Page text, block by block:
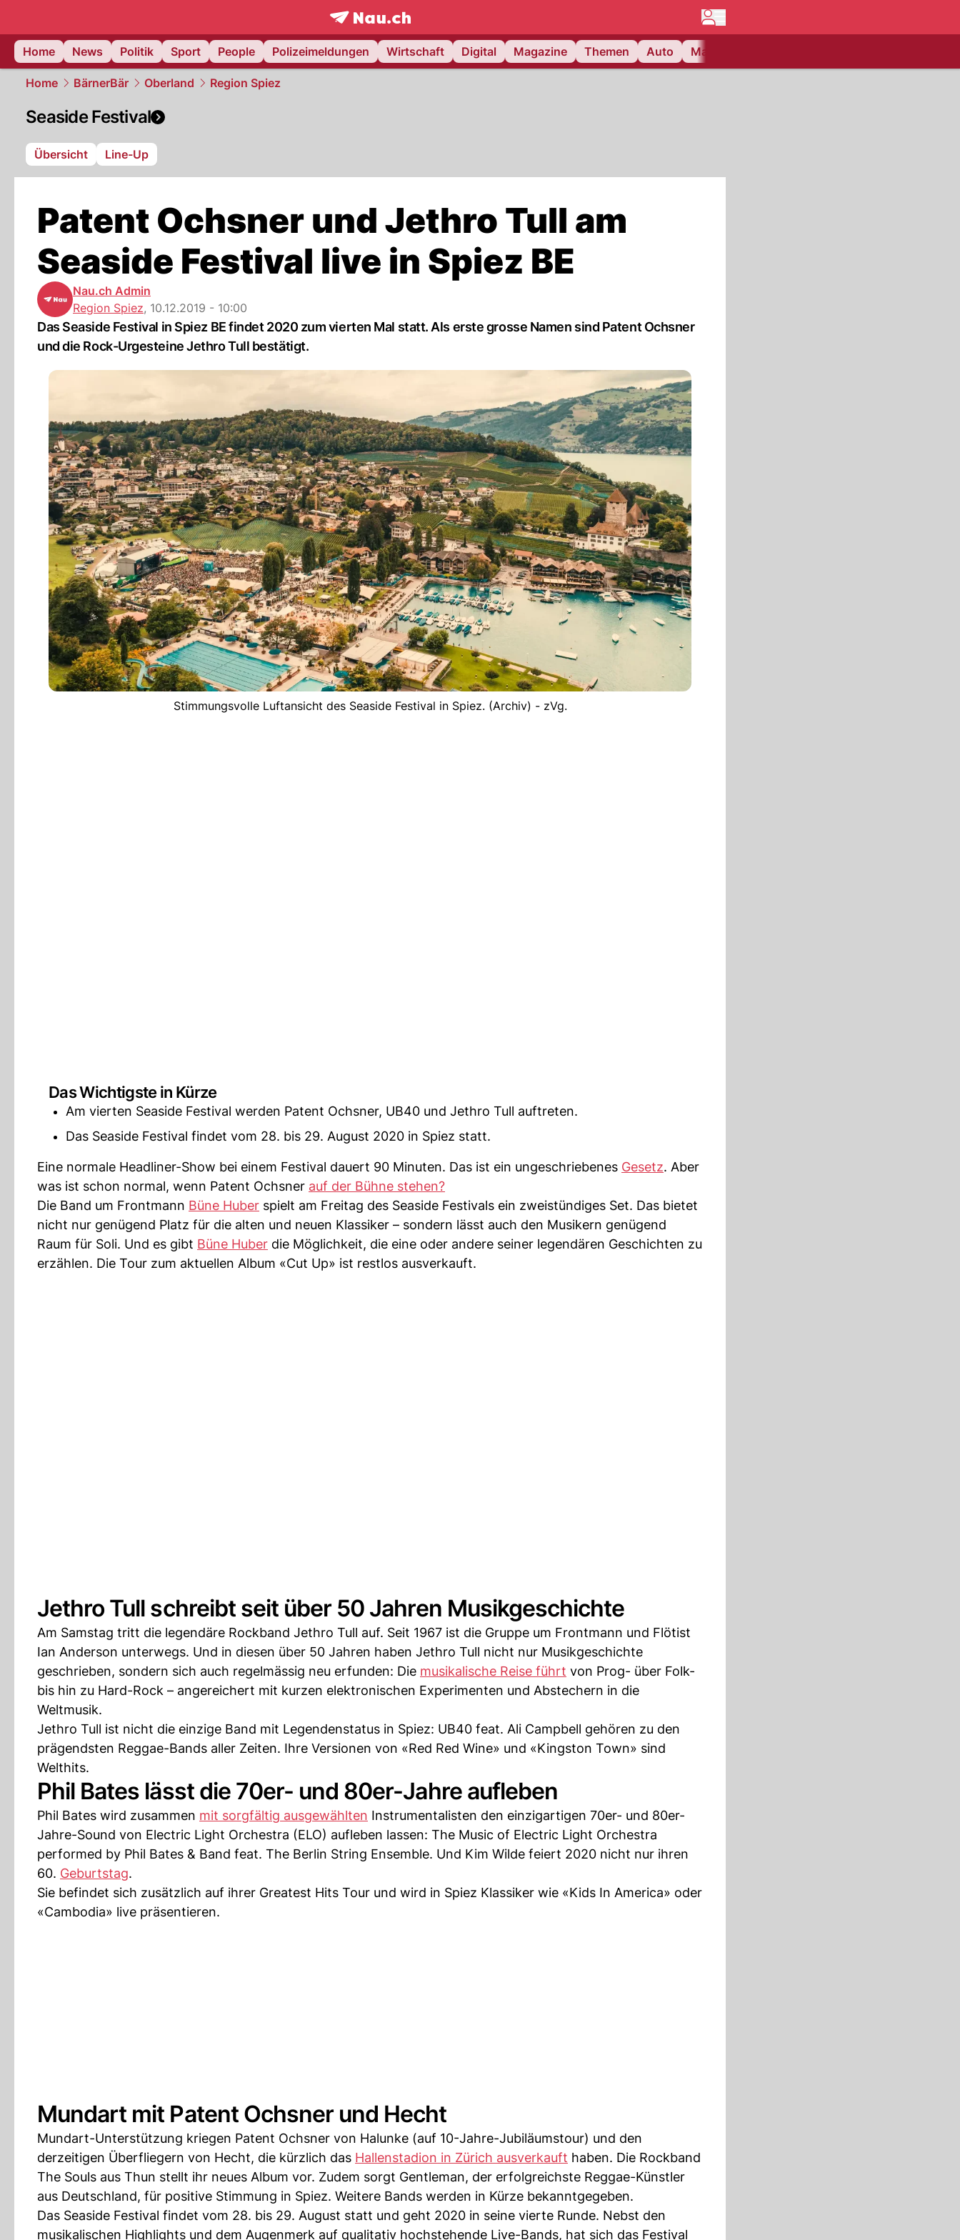
frontpage.NAU.ch
Home
News Politik Sport People Polizeimeldungen Wirtschaft Digital Magazine Themen Auto Matchcenter
Home BärnerBär Oberland Region Spiez
Seaside Festival
Übersicht Line-Up
Patent Ochsner und Jethro Tull am
Seaside Festival live in Spiez BE
Nau.ch Admin
Region Spiez, 10.12.2019 - 10:00
Das Seaside Festival in Spiez BE findet 2020 zum vierten Mal statt. Als erste grosse Namen sind Patent Ochsner
und die Rock-Urgesteine Jethro Tull bestätigt.
Stimmungsvolle Luftansicht des Seaside Festival in Spiez. (Archiv) - zVg.
Das Wichtigste in Kürze
Am vierten Seaside Festival werden Patent Ochsner, UB40 und Jethro Tull auftreten.
Das Seaside Festival findet vom 28. bis 29. August 2020 in Spiez statt.
Eine normale Headliner-Show bei einem Festival dauert 90 Minuten. Das ist ein ungeschriebenes Gesetz. Aber
was ist schon normal, wenn Patent Ochsner auf der Bühne stehen?
Die Band um Frontmann Büne Huber spielt am Freitag des Seaside Festivals ein zweistündiges Set. Das bietet
nicht nur genügend Platz für die alten und neuen Klassiker – sondern lässt auch den Musikern genügend
Raum für Soli. Und es gibt Büne Huber die Möglichkeit, die eine oder andere seiner legendären Geschichten zu
erzählen. Die Tour zum aktuellen Album «Cut Up» ist restlos ausverkauft.
Jethro Tull schreibt seit über 50 Jahren Musikgeschichte
Am Samstag tritt die legendäre Rockband Jethro Tull auf. Seit 1967 ist die Gruppe um Frontmann und Flötist
Ian Anderson unterwegs. Und in diesen über 50 Jahren haben Jethro Tull nicht nur Musikgeschichte
geschrieben, sondern sich auch regelmässig neu erfunden: Die musikalische Reise führt von Prog- über Folk-
bis hin zu Hard-Rock – angereichert mit kurzen elektronischen Experimenten und Abstechern in die
Weltmusik.
Jethro Tull ist nicht die einzige Band mit Legendenstatus in Spiez: UB40 feat. Ali Campbell gehören zu den
prägendsten Reggae-Bands aller Zeiten. Ihre Versionen von «Red Red Wine» und «Kingston Town» sind
Welthits.
Phil Bates lässt die 70er- und 80er-Jahre aufleben
Phil Bates wird zusammen mit sorgfältig ausgewählten Instrumentalisten den einzigartigen 70er- und 80er-
Jahre-Sound von Electric Light Orchestra (ELO) aufleben lassen: The Music of Electric Light Orchestra
performed by Phil Bates & Band feat. The Berlin String Ensemble. Und Kim Wilde feiert 2020 nicht nur ihren
60. Geburtstag.
Sie befindet sich zusätzlich auf ihrer Greatest Hits Tour und wird in Spiez Klassiker wie «Kids In America» oder
«Cambodia» live präsentieren.
Mundart mit Patent Ochsner und Hecht
Mundart-Unterstützung kriegen Patent Ochsner von Halunke (auf 10-Jahre-Jubiläumstour) und den
derzeitigen Überfliegern von Hecht, die kürzlich das Hallenstadion in Zürich ausverkauft haben. Die Rockband
The Souls aus Thun stellt ihr neues Album vor. Zudem sorgt Gentleman, der erfolgreichste Reggae-Künstler
aus Deutschland, für positive Stimmung in Spiez. Weitere Bands werden in Kürze bekanntgegeben.
Das Seaside Festival findet vom 28. bis 29. August statt und geht 2020 in seine vierte Runde. Nebst den
musikalischen Highlights und dem Augenmerk auf qualitativ hochstehende Live-Bands, hat sich das Festival